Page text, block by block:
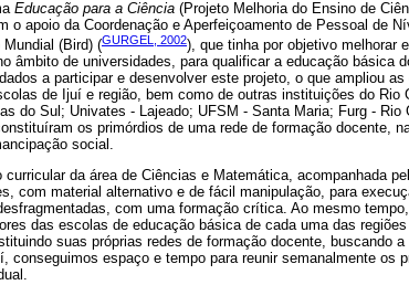
Educação para a Ciência (Projeto Melhoria do Ensino de
o apoio da Coordenação e Aperfeiçoamento de Pessoal de
(Bird) (GURGEL, 2002), que tinha por objetivo melhorar
âmbito de universidades, para qualificar a educação básica
a participar e desenvolver este projeto, o que ampliou
de Ijuí e região, bem como de outras instituições do Rio
do Sul; Univates - Lajeado; UFSM - Santa Maria; Furg - Rio
os primórdios de uma rede de formação docente,
social.
curricular da área de Ciências e Matemática, acompanhada
com material alternativo e de fácil manipulação, para
com uma formação crítica. Ao mesmo
das escolas de educação básica de cada uma das
suas próprias redes de formação docente, buscando
conseguimos espaço e tempo para reunir semanalmente os